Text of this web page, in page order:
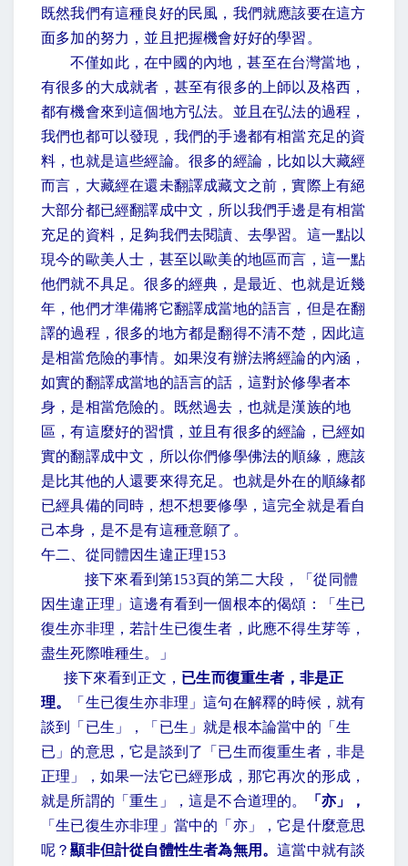
既然我們有這種良好的民風，我們就應該要在這方
面多加的努力，並且把握機會好好的學習。
不僅如此，在中國的內地，甚至在台灣當地，
有很多的大成就者，甚至有很多的上師以及格西，
都有機會來到這個地方弘法。並且在弘法的過程，
我們也都可以發現，我們的手邊都有相當充足的資
料，也就是這些經論。很多的經論，比如以大藏經
而言，大藏經在還未翻譯成藏文之前，實際上有絕
大部分都已經翻譯成中文，所以我們手邊是有相當
充足的資料，足夠我們去閱讀、去學習。這一點以
現今的歐美人士，甚至以歐美的地區而言，這一點
他們就不具足。很多的經典，是最近、也就是近幾
年，他們才準備將它翻譯成當地的語言，但是在翻
譯的過程，很多的地方都是翻得不清不楚，因此這
是相當危險的事情。如果沒有辦法將經論的內涵，
如實的翻譯成當地的語言的話，這對於修學者本
身，是相當危險的。既然過去，也就是漢族的地
區，有這麼好的習慣，並且有很多的經論，已經如
實的翻譯成中文，所以你們修學佛法的順緣，應該
是比其他的人還要來得充足。也就是外在的順緣都
已經具備的同時，想不想要修學，這完全就是看自
己本身，是不是有這種意願了。
午二、從同體因生違正理153
接下來看到第153頁的第二大段，「從同體
因生違正理」這邊有看到一個根本的偈頌：「生已
復生亦非理，若計生已復生者，此應不得生芽等，
盡生死際唯種生。」
接下來看到正文， 已生而復重生者，非是正
理。
「生已復生亦非理」這句在解釋的時候，就有
談到「已生」，「已生」就是根本論當中的「生
已」的意思，它是談到了「已生而復重生者，非是
正理」，如果一法它已經形成，那它再次的形成，
就是所謂的「重生」，這是不合道理的。
「亦」，
「生已復生亦非理」當中的「亦」，它是什麼意思
呢？顯非但計從自體性生者為無用。這當中就有談